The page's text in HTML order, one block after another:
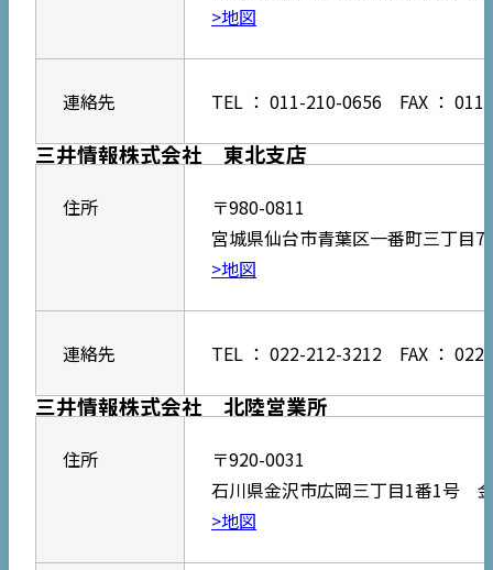
>地図
連絡先 TEL ： 011-210-0656 FAX ：
三井情報株式会社 東北支店
住所
〒980-0811
宮城県仙台市青葉区一番町三丁
>地図
連絡先 TEL ： 022-212-3212 FAX ：
三井情報株式会社 北陸営業所
住所
〒920-0031
石川県金沢市広岡三丁目1番1号
>地図